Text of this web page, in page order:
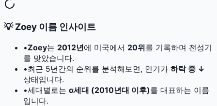
💡Zoey 이름 인사이트
•Zoey는 2012년에 미국에서 20위를 기록하며 전성기
를 맞았습니다.
•최근 5년간의 순위를 분석해보면, 인기가 하락 중 ↓
상태입니다.
•세대별로는 α세대 (2010년대 이후)를 대표하는 이름
입니다.